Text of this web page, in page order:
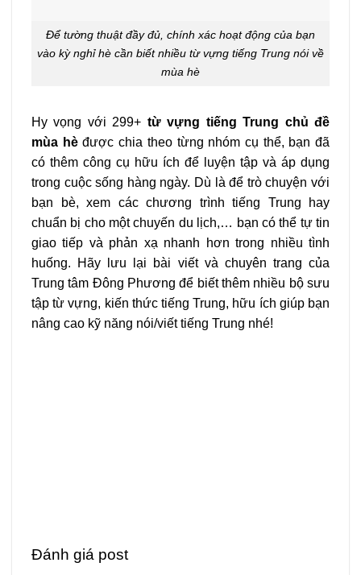
Để tường thuật đầy đủ, chính xác hoạt động của bạn
vào kỳ nghỉ hè cần biết nhiều từ vựng tiếng Trung nói về
mùa hè
Hy vọng với 299+ từ vựng tiếng Trung chủ đề
mùa hèđược chia theo từng nhóm cụ thể, bạn đã
có thêm công cụ hữu ích để luyện tập và áp dụng
trong cuộc sống hàng ngày. Dù là để trò chuyện với
bạn bè, xem các chương trình tiếng Trung hay
chuẩn bị cho một chuyến du lịch,… bạn có thể tự tin
giao tiếp và phản xạ nhanh hơn trong nhiều tình
huống. Hãy lưu lại bài viết và chuyên trang của
Trung tâm Đông Phương để biết thêm nhiều bộ sưu
tập từ vựng, kiến thức tiếng Trung, hữu ích giúp bạn
nâng cao kỹ năng nói/viết tiếng Trung nhé!
Đánh giá post